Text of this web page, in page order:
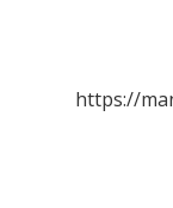
https://